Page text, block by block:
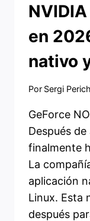
en
nativo
Por Sergi Perich
GeForce
Después
finalmente
La
aplicación
Linux. Esta
después